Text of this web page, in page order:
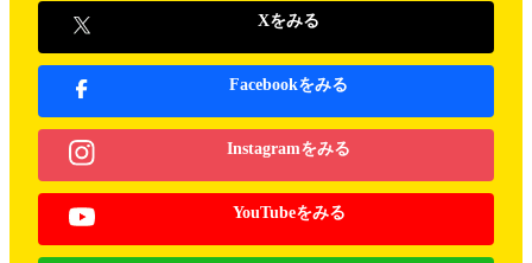
Xをみる
Facebookをみる
Instagramをみる
YouTubeをみる